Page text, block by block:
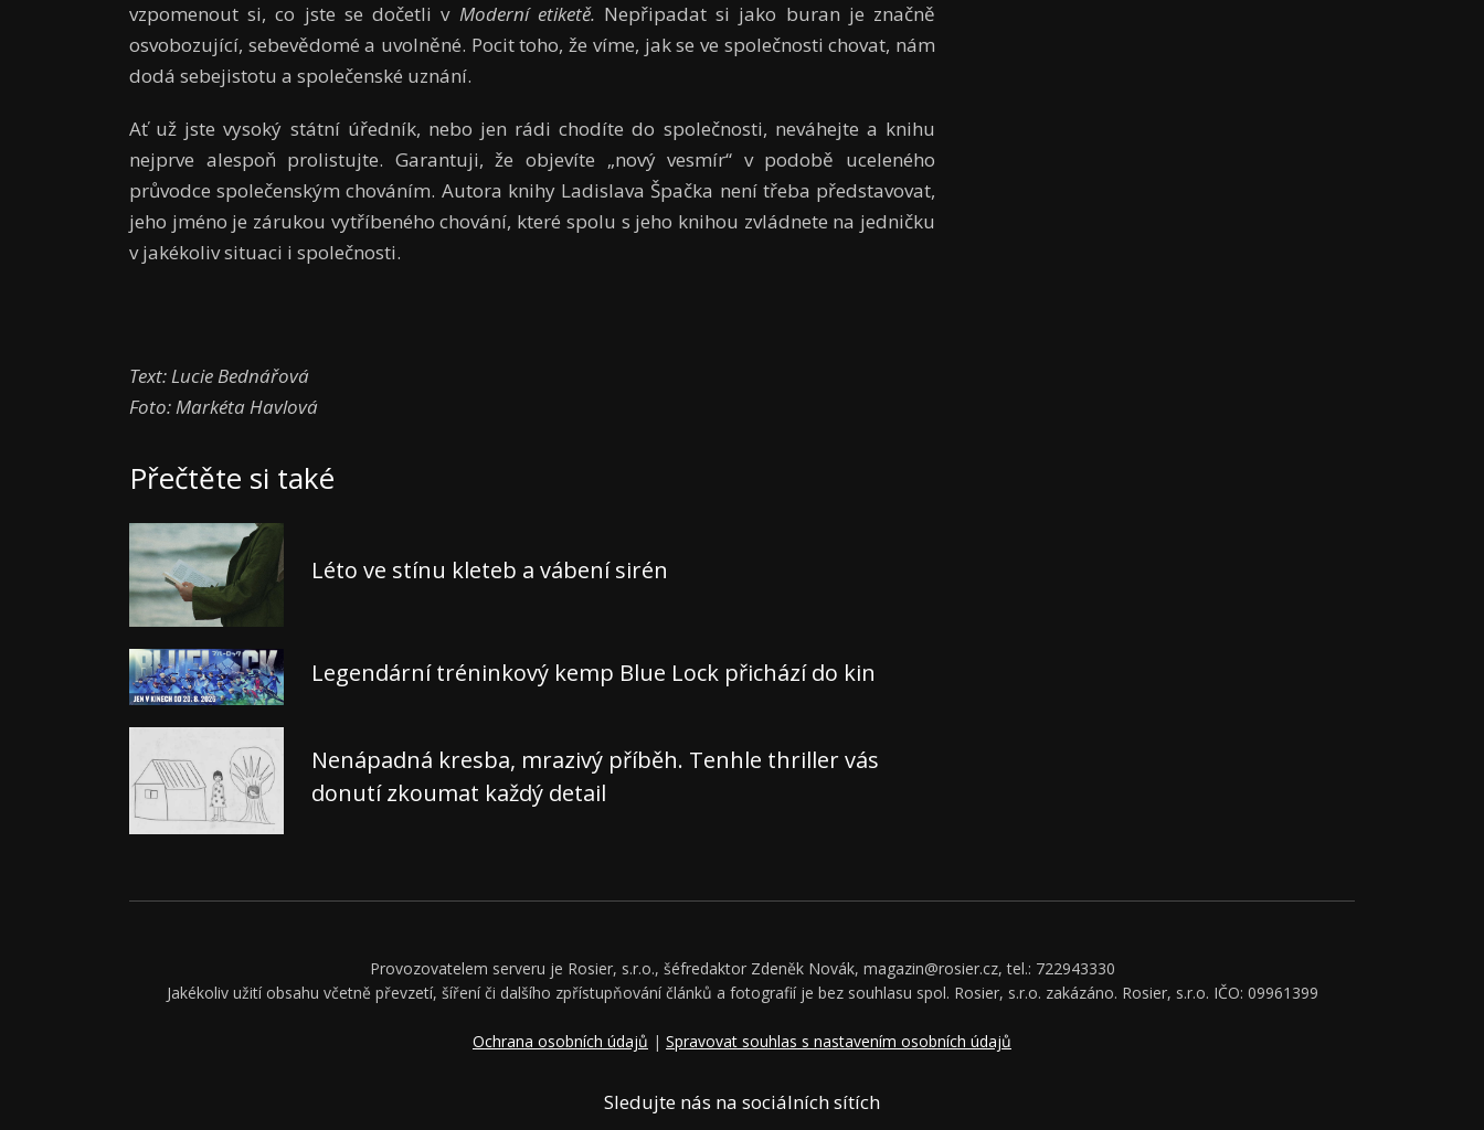
vzpomenout si, co jste se dočetli v Moderní etiketě. Nepřipadat si jako buran je značně
osvobozující, sebevědomé a uvolněné. Pocit toho, že víme, jak se ve společnosti chovat, nám
dodá sebejistotu a společenské uznání.
Ať už jste vysoký státní úředník, nebo jen rádi chodíte do společnosti, neváhejte a knihu
nejprve alespoň prolistujte. Garantuji, že objevíte „nový vesmír“ v podobě uceleného
průvodce společenským chováním. Autora knihy Ladislava Špačka není třeba představovat,
jeho jméno je zárukou vytříbeného chování, které spolu s jeho knihou zvládnete na jedničku
v jakékoliv situaci i společnosti.
Text: Lucie Bednářová
Foto: Markéta Havlová
Přečtěte si také
Léto ve stínu kleteb a vábení sirén
Legendární tréninkový kemp Blue Lock přichází do kin
Nenápadná kresba, mrazivý příběh. Tenhle thriller vás
donutí zkoumat každý detail
Provozovatelem serveru je Rosier, s.r.o., šéfredaktor Zdeněk Novák, magazin@rosier.cz, tel.: 722943330
Jakékoliv užití obsahu včetně převzetí, šíření či dalšího zpřístupňování článků a fotografií je bez souhlasu spol. Rosier, s.r.o. zakázáno. Rosier, s.r.o. IČO: 09961399
Ochrana osobních údajů | Spravovat souhlas s nastavením osobních údajů
Sledujte nás na sociálních sítích